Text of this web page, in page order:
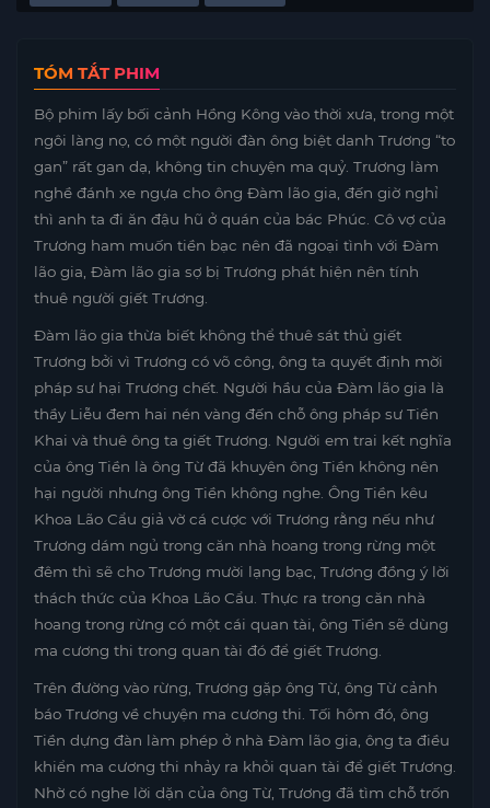
TÓM TẮT PHIM
Bộ phim lấy bối cảnh Hồng Kông vào thời xưa, trong một
ngôi làng nọ, có một người đàn ông biệt danh Trương “to
gan” rất gan dạ, không tin chuyện ma quỷ. Trương làm
nghề đánh xe ngựa cho ông Đàm lão gia, đến giờ nghỉ
thì anh ta đi ăn đậu hũ ở quán của bác Phúc. Cô vợ của
Trương ham muốn tiền bạc nên đã ngoại tình với Đàm
lão gia, Đàm lão gia sợ bị Trương phát hiện nên tính
thuê người giết Trương.
Đàm lão gia thừa biết không thể thuê sát thủ giết
Trương bởi vì Trương có võ công, ông ta quyết định mời
pháp sư hại Trương chết. Người hầu của Đàm lão gia là
thầy Liễu đem hai nén vàng đến chỗ ông pháp sư Tiền
Khai và thuê ông ta giết Trương. Người em trai kết nghĩa
của ông Tiền là ông Từ đã khuyên ông Tiền không nên
hại người nhưng ông Tiền không nghe. Ông Tiền kêu
Khoa Lão Cẩu giả vờ cá cược với Trương rằng nếu như
Trương dám ngủ trong căn nhà hoang trong rừng một
đêm thì sẽ cho Trương mười lạng bạc, Trương đồng ý lời
thách thức của Khoa Lão Cẩu. Thực ra trong căn nhà
hoang trong rừng có một cái quan tài, ông Tiền sẽ dùng
ma cương thi trong quan tài đó để giết Trương.
Trên đường vào rừng, Trương gặp ông Từ, ông Từ cảnh
báo Trương về chuyện ma cương thi. Tối hôm đó, ông
Tiền dựng đàn làm phép ở nhà Đàm lão gia, ông ta điều
khiển ma cương thi nhảy ra khỏi quan tài để giết Trương.
Nhờ có nghe lời dặn của ông Từ, Trương đã tìm chỗ trốn